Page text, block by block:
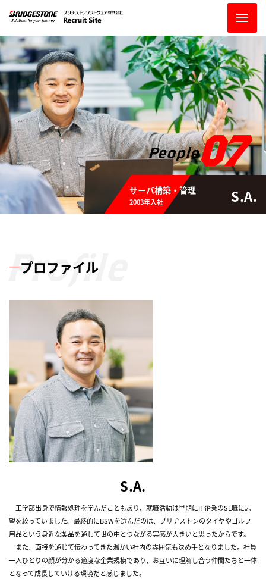
People07
サーバ構築・管理
2003年入社 S.A.
Profile
プロファイル
S.A.
工学部出身で情報処理を学んだこともあり、就職活動は早期にIT企業のSE職に志
望を絞っていました。最終的にBSWを選んだのは、ブリヂストンのタイヤやゴルフ
用品という身近な製品を通して世の中とつながる実感が大きいと思ったからです。
また、面接を通じて伝わってきた温かい社内の雰囲気も決め手となりました。社員
一人ひとりの顔が分かる適度な企業規模であり、お互いに理解し合う仲間たちと一体
となって成長していける環境だと感じました。